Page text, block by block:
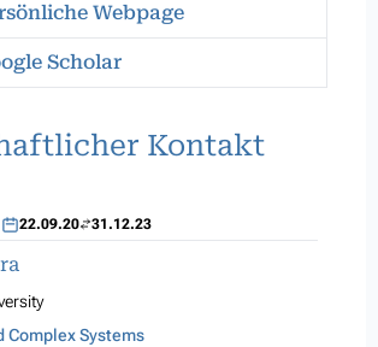
Webpage
Scholar
Kontakt
22.09.20 31.12.23
Complex Systems